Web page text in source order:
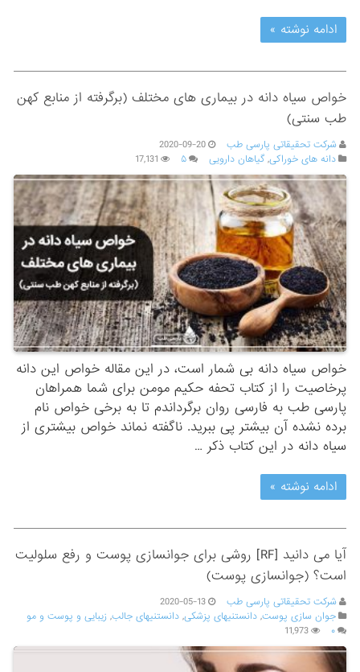
ادامه نوشته »
خواص سیاه دانه در بیماری های مختلف (برگرفته از منابع کهن
طب سنتی)
شرکت تحقیقاتی پارسی طب
2020-09-20
دانه های خوراکی,گیاهان دارویی ۵ 17,131
خواص سیاه دانه بی شمار است، در این مقاله خواص این دانه
پرخاصیت را از کتاب تحفه حکیم مومن برای شما همراهان
پارسی طب به فارسی روان برگرداندم تا به برخی خواص نام
برده نشده آن بیشتر پی ببرید. ناگفته نماند خواص بیشتری از
سیاه دانه در این کتاب ذکر …
ادامه نوشته »
آیا می دانید [RF] روشی برای جوانسازی پوست و رفع سلولیت
است؟ (جوانسازی پوست)
شرکت تحقیقاتی پارسی طب
2020-05-13
جوان سازی پوست,دانستنیهای پزشکی,دانستنیهای جالب,زیبایی و پوست و مو
۰
11,973